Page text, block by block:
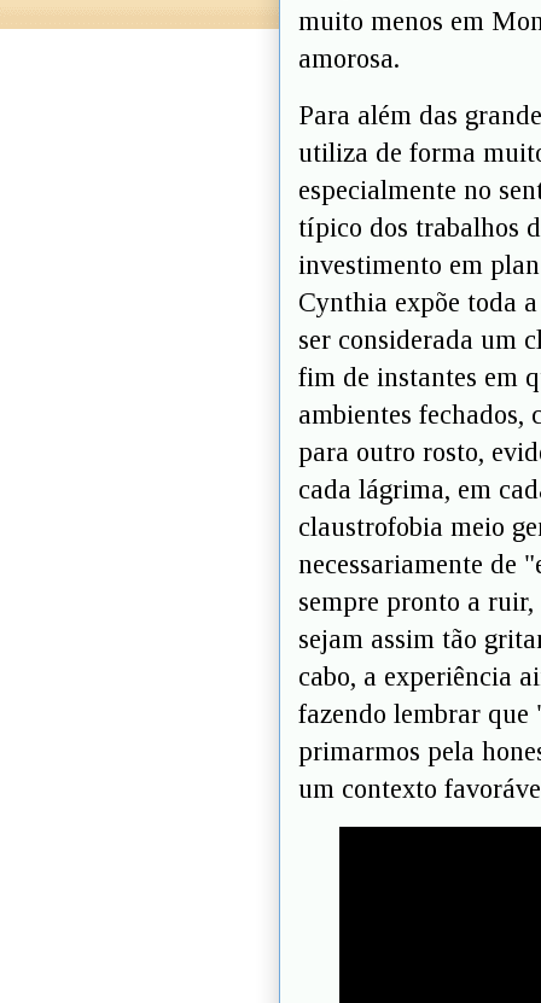
muito menos em
amorosa.
Para além das
utiliza de forma
especialmente no
típico dos trabalhos
investimento em
Cynthia expõe toda
ser considerada um
fim de instantes em
ambientes fechados,
para outro rosto,
cada lágrima, em
claustrofobia meio
necessariamente de
sempre pronto a
sejam assim tão
cabo, a experiência
fazendo lembrar que
primarmos pela
um contexto